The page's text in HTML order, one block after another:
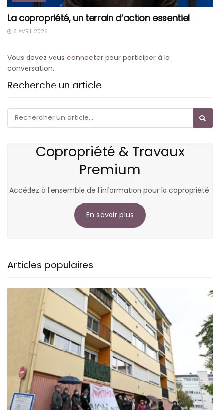
La copropriété, un terrain d’action essentiel
6 AVRIL 2026
Vous devez vous connecter pour participer à la
conversation.
Recherche un article
Copropriété & Travaux
Premium
Accédez à l'ensemble de l'information pour la copropriété.
En savoir plus
Articles populaires